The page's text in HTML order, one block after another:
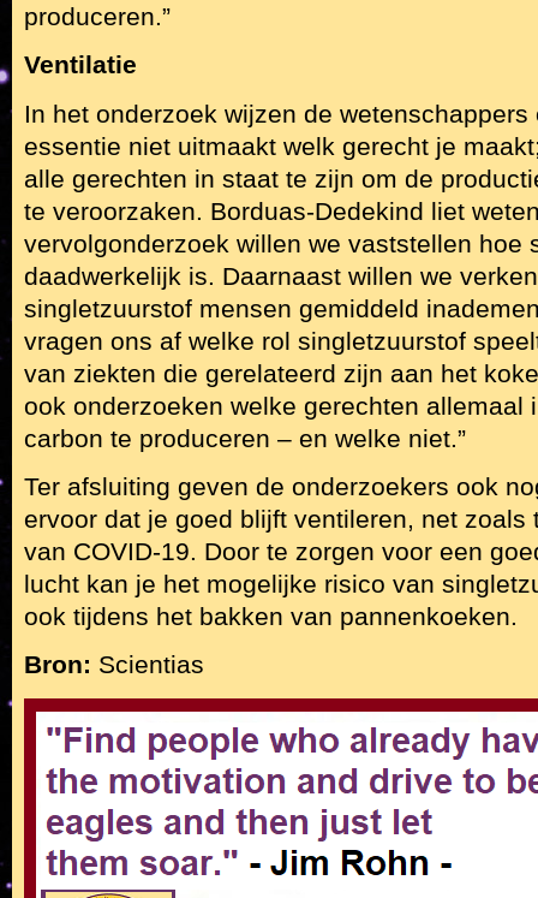
produceren.”
Ventilatie
In het onderzoek wijzen de
essentie niet uitmaakt welk gerecht je
alle gerechten in staat te zijn om de
te veroorzaken. Borduas-Dedekind liet
vervolgonderzoek willen we vaststellen hoe
daadwerkelijk is. Daarnaast willen we
singletzuurstof mensen gemiddeld
vragen ons af welke rol singletzuurstof
van ziekten die gerelateerd zijn aan het
ook onderzoeken welke gerechten allemaal
carbon te produceren – en welke niet.”
Ter afsluiting geven de onderzoekers ook
ervoor dat je goed blijft ventileren, net zoals
van COVID-19. Door te zorgen voor een
lucht kan je het mogelijke risico van
ook tijdens het bakken van pannenkoeken.
Bron: Scientias